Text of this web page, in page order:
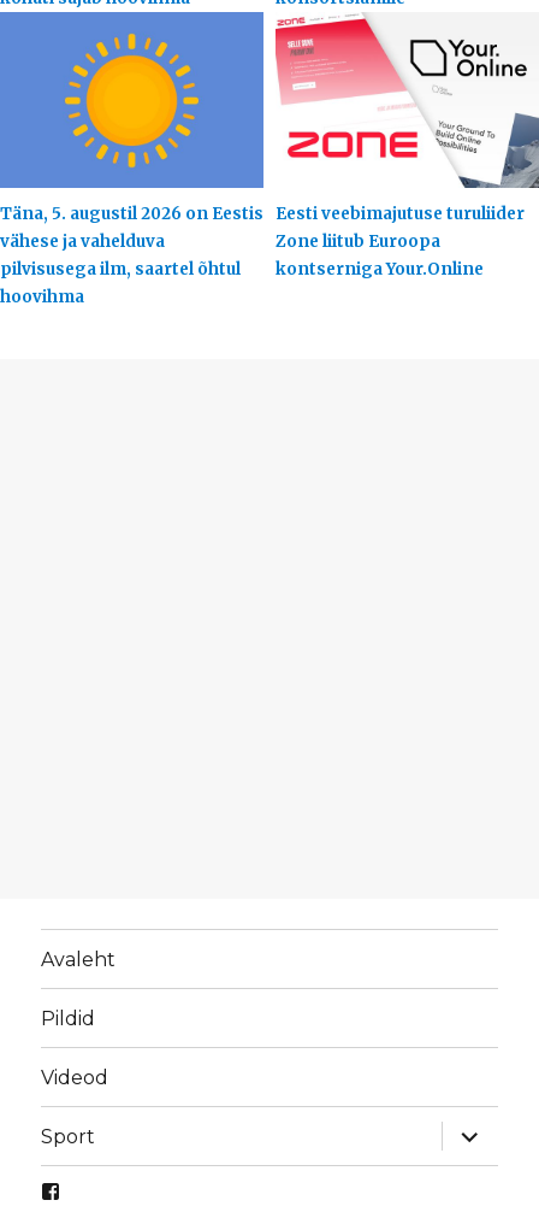
Täna, 5. augustil 2026 on Eestis
vähese ja vahelduva
pilvisusega ilm, saartel õhtul
hoovihma
Eesti veebimajutuse turuliider
Zone liitub Euroopa
kontserniga Your.Online
Avaleht
Pildid
Videod
Sport
laienda